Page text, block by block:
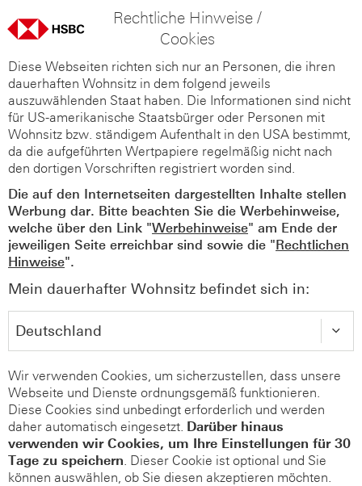
Rechtliche Hinweise /
Cookies
Diese Webseiten richten sich nur an Personen, die ihren
dauerhaften Wohnsitz in dem folgend jeweils
auszuwählenden Staat haben. Die Informationen sind nicht
für US-amerikanische Staatsbürger oder Personen mit
Wohnsitz bzw. ständigem Aufenthalt in den USA bestimmt,
da die aufgeführten Wertpapiere regelmäßig nicht nach
den dortigen Vorschriften registriert worden sind.
Die auf den Internetseiten dargestellten Inhalte stellen
Werbung dar. Bitte beachten Sie die Werbehinweise,
welche über den Link "Werbehinweise" am Ende der
jeweiligen Seite erreichbar sind sowie die "Rechtlichen
Hinweise".
Mein dauerhafter Wohnsitz befindet sich in:
Wir verwenden Cookies, um sicherzustellen, dass unsere
Webseite und Dienste ordnungsgemäß funktionieren.
Diese Cookies sind unbedingt erforderlich und werden
daher automatisch eingesetzt. Darüber hinaus
verwenden wir Cookies, um Ihre Einstellungen für 30
Tage zu speichern. Dieser Cookie ist optional und Sie
können auswählen, ob Sie diesen akzeptieren möchten.